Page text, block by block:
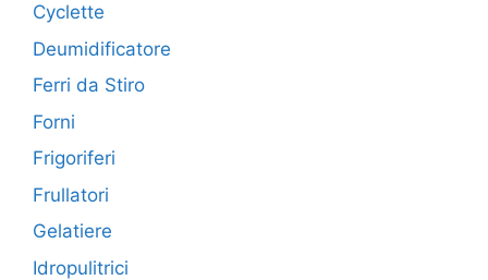
Cyclette
Deumidificatore
Ferri da Stiro
Forni
Frigoriferi
Frullatori
Gelatiere
Idropulitrici